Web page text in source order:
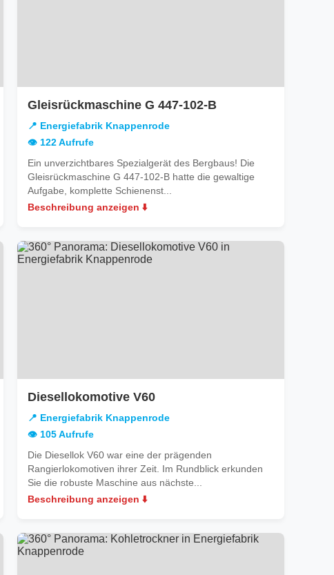
Gleisrückmaschine G 447-102-Bin
📍 Energiefabrik Knappenrode
👁️ 122 Aufrufe
Ein unverzichtbares Spezialgerät des Bergbaus! Die
Gleisrückmaschine G 447-102-B hatte die gewaltige
Aufgabe, komplette Schienenst...
Beschreibung anzeigen ⬇️
Diesellokomotive V60in
Energiefabrik
📍 Energiefabrik Knappenrode
👁️ 105 Aufrufe
Die Diesellok V60 war eine der prägenden
Rangierlokomotiven ihrer Zeit. Im Rundblick erkunden
Sie die robuste Maschine aus nächste...
Beschreibung anzeigen ⬇️